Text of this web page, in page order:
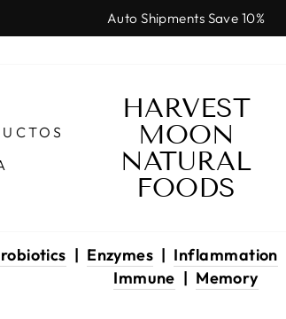
diapositivas
Auto Shipments Save 10%
HARVEST
MOON
NATURAL
FOODS
| Enzymes | Inflammation
Immune | Memory